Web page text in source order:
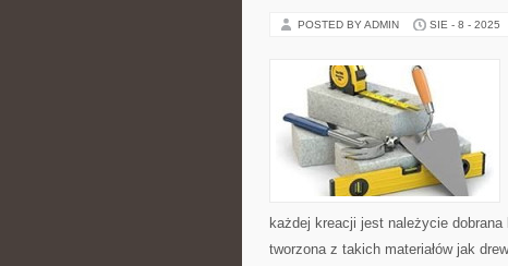
POSTED BY ADMIN SIE - 8 - 2025
każdej kreacji jest należycie
tworzona z takich materiałów jak